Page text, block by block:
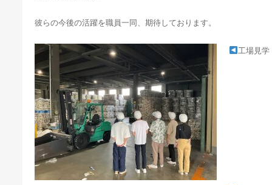
彼らの今後の活躍を職員一同、期待しております。
工場見学